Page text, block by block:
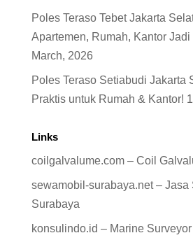
Poles Teraso Tebet Jakarta
Apartemen, Rumah, Kantor Jadi
March, 2026
Poles Teraso Setiabudi Jakarta
Praktis untuk Rumah & Kantor!
Links
coilgalvalume.com – Coil
sewamobil-surabaya.net – Jasa
Surabaya
konsulindo.id – Marine